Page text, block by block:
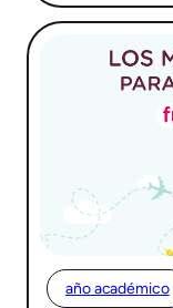
año académico